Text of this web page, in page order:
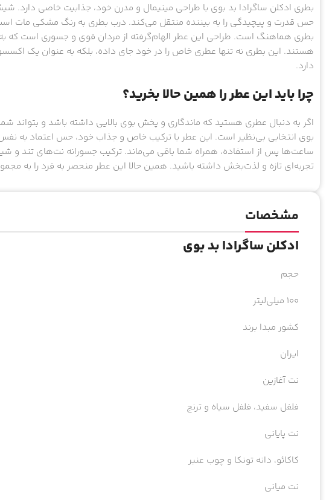
بطری ادکلن ساگرادا بد بوی با طراحی مینیمال و مدرن خود، جذابیت خاصی
حس قدرت و پیچیدگی را به بیننده منتقل می‌کند. درب بطری به رنگ مشکی مات
بطری هماهنگ است. طراحی این عطر الهام‌گرفته از مردان قوی و جسوری است
هستند. این بطری نه تنها عطری خاص را در خود جای داده، بلکه به عنوان یک
دارد.
چرا باید این عطر را همین حالا بخرید؟
اگر به دنبال عطری هستید که ماندگاری و پخش بوی بالایی داشته باشد و بتواند
بوی انتخابی بی‌نظیر است. این عطر با ترکیب خاص و جذاب خود، حس اعتماد به
ساعت‌ها پس از استفاده، همراه شما باقی می‌ماند. ترکیب جسورانه نت‌های تند و
تجربه‌ای تازه و لذت‌بخش داشته باشید. همین حالا این عطر منحصر به فرد را به
مشخصات
ادکلن ساگرادا بد بوی
حجم
۱۰۰ میلی‌لیتر
کشور مبدا برند
ایران
نت آغازین
فلفل سفید، فلفل سیاه و ترنج
نت پایانی
کاکائو، دانه تونکا و چوب عنبر
نت میانی